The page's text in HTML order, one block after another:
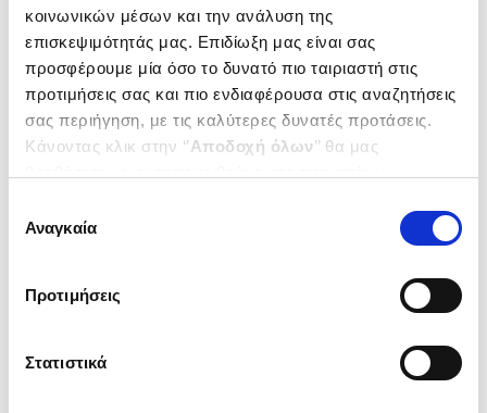
κοινωνικών μέσων και την ανάλυση της
επισκεψιμότητάς μας. Επιδίωξη μας είναι σας
προσφέρουμε μία όσο το δυνατό πιο ταιριαστή στις
προτιμήσεις σας και πιο ενδιαφέρουσα στις αναζητήσεις
σας περιήγηση, με τις καλύτερες δυνατές προτάσεις.
Κάνοντας κλικ στην ‘’Αποδοχή όλων’’ θα μας
ενδιαφέρουν και να επιλέξετε από τα παρακάτω με την
΄΄και να ενημερωθείτε σχετικά με
συγκατάθεσης
Αναγκαία
Προτιμήσεις
Στατιστικά